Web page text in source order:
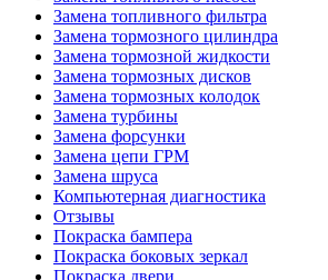
Замена топливного фильтра
Замена тормозного цилиндра
Замена тормозной жидкости
Замена тормозных дисков
Замена тормозных колодок
Замена турбины
Замена форсунки
Замена цепи ГРМ
Замена шруса
Компьютерная диагностика
Отзывы
Покраска бампера
Покраска боковых зеркал